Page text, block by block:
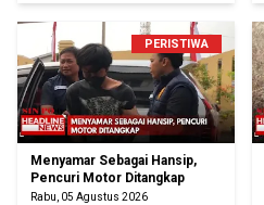
PERISTIWA
Menyamar Sebagai Hansip,
Pencuri Motor Ditangkap
Rabu, 05 Agustus 2026